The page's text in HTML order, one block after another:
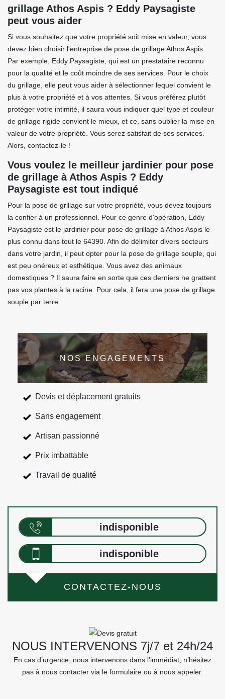
grillage Athos Aspis ? Eddy Paysagiste
peut vous aider
Si vous souhaitez que votre propriété soit mise en valeur, vous
devez bien choisir l'entreprise de pose de grillage Athos Aspis.
Par exemple, Eddy Paysagiste, qui est un prestataire reconnu
pour la qualité et le coût moindre de ses services. Pour le choix
du grillage, elle peut vous aider à sélectionner lequel convient le
plus à votre propriété et à vos attentes. Si vous préférez plutôt
protéger votre intimité, il saura vous indiquer quel type et couleur
de grillage rigide convient le mieux, et ce, sans oublier la mise en
valeur de votre propriété. Vous serez satisfait de ses services.
Alors, contactez-le !
Vous voulez le meilleur jardinier pour pose
de grillage à Athos Aspis ? Eddy
Paysagiste est tout indiqué
Pour la pose de grillage sur votre propriété, vous devez toujours
la confier à un professionnel. Pour ce genre d'opération, Eddy
Paysagiste est le jardinier pour pose de grillage à Athos Aspis le
plus connu dans tout le 64390. Afin de délimiter divers secteurs
dans votre jardin, il peut opter pour la pose de grillage souple, qui
est peu onéreux et esthétique. Vous avez des animaux
domestiques ? Il saura faire en sorte que ces derniers ne grattent
pas vos plantes à la racine. Pour cela, il fera une pose de grillage
souple par terre.
NOS ENGAGEMENTS
Devis et déplacement gratuits
Sans engagement
Artisan passionné
Prix imbattable
Travail de qualité
indisponible
indisponible
CONTACTEZ-NOUS
NOUS INTERVENONS 7j/7 et 24h/24
En cas d’urgence, nous intervenons dans l’immédiat, n’hésitez
pas à nous contacter via le formulaire ou à nous appeler.